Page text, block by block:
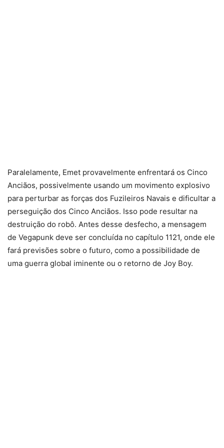
Paralelamente, Emet provavelmente enfrentará os Cinco
Anciãos, possivelmente usando um movimento explosivo
para perturbar as forças dos Fuzileiros Navais e dificultar a
perseguição dos Cinco Anciãos. Isso pode resultar na
destruição do robô. Antes desse desfecho, a mensagem
de Vegapunk deve ser concluída no capítulo 1121, onde ele
fará previsões sobre o futuro, como a possibilidade de
uma guerra global iminente ou o retorno de Joy Boy.